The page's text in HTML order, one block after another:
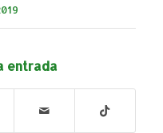
entrada